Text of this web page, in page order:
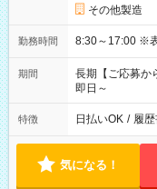
その他製造
勤務時間
期間
長期【ご応募か
即日～
特徴 日払いOK / 履
気になる！